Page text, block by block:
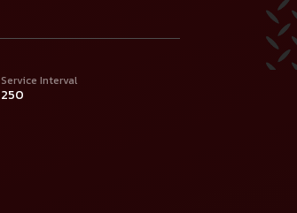
Service Interval
250